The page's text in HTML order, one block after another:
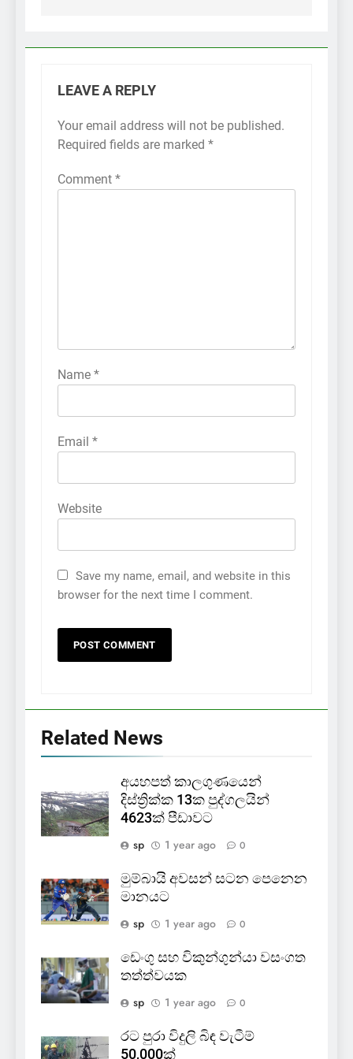
LEAVE A REPLY
Your email address will not be published.
Required fields are marked *
Comment *
Name *
Email *
Website
Save my name, email, and website in this
browser for the next time I comment.
Related News
අයහපත් කාලගුණයෙන්
දිස්ත්‍රික්ක 13ක පුද්ගලයින්
4623ක් පීඩාවට
sp
1 year ago 0
මුම්බායි අවසන් සටන පෙනෙන
මානයට
sp
1 year ago 0
ඩෙංගු සහ විකුන්ගුන්යා වසංගත
තත්ත්වයක
sp
1 year ago 0
රට පුරා විදුලි බිඳ වැටීම්
50,000ක්